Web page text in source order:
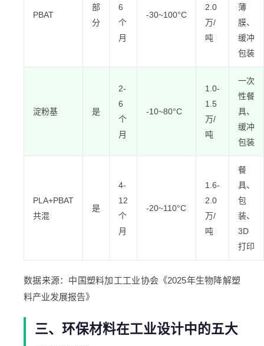
PBAT
部
分
6
个
月
-30~100°C
2.0
万/
吨
薄
膜、
缓冲
包装
淀粉基 是
2-
6
个
月
-10~80°C
1.0-
1.5
万/
吨
一次
性餐
具、
缓冲
包装
PLA+PBAT
共混
是
4-
12
个
月
-20~110°C
1.6-
2.0
万/
吨
餐
具、
包
装、
3D
打印
数据来源：中国塑料加工工业协会《2025年生物降解塑
料产业发展报告》
三、环保材料在工业设计中的五大